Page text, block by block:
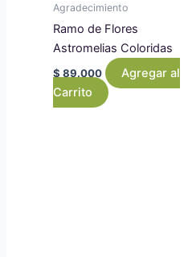
Agradecimiento
Ramo de Flores
Astromelias Coloridas
$ 89.000
Agregar al
Carrito